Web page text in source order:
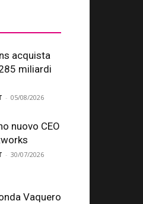
acquista
miliardi
- 05/08/2026
nuovo CEO
- 30/07/2026
Vaquero